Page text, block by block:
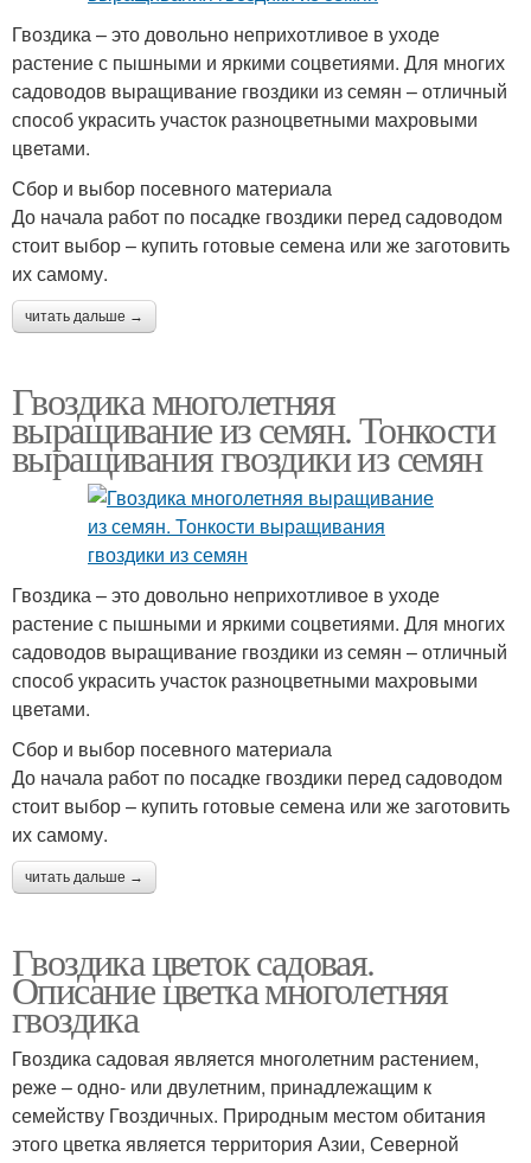
Гвоздика – это довольно неприхотливое в уходе
растение с пышными и яркими соцветиями. Для многих
садоводов выращивание гвоздики из семян – отличный
способ украсить участок разноцветными махровыми
цветами.
Сбор и выбор посевного материала
До начала работ по посадке гвоздики перед садоводом
стоит выбор – купить готовые семена или же заготовить
их самому.
читать дальше →
Гвоздика многолетняя
выращивание из семян. Тонкости
выращивания гвоздики из семян
Гвоздика – это довольно неприхотливое в уходе
растение с пышными и яркими соцветиями. Для многих
садоводов выращивание гвоздики из семян – отличный
способ украсить участок разноцветными махровыми
цветами.
Сбор и выбор посевного материала
До начала работ по посадке гвоздики перед садоводом
стоит выбор – купить готовые семена или же заготовить
их самому.
читать дальше →
Гвоздика цветок садовая.
Описание цветка многолетняя
гвоздика
Гвоздика садовая является многолетним растением,
реже – одно- или двулетним, принадлежащим к
семейству Гвоздичных. Природным местом обитания
этого цветка является территория Азии, Северной